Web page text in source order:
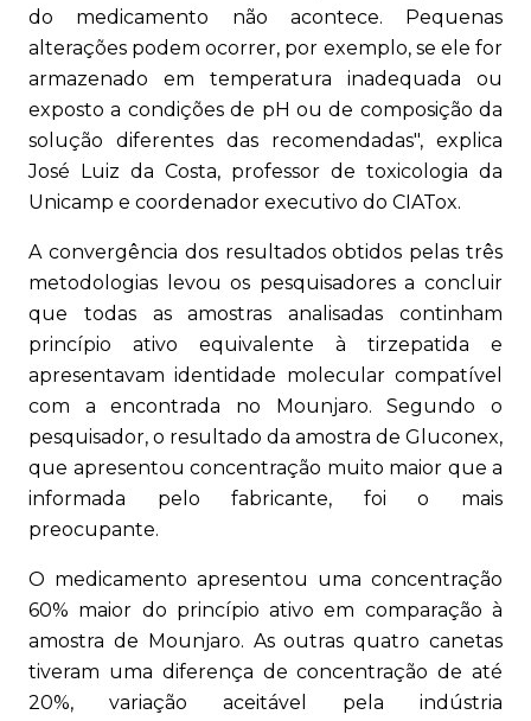
do medicamento não acontece. Pequenas
alterações podem ocorrer, por exemplo, se ele for
armazenado em temperatura inadequada ou
exposto a condições de pH ou de composição da
solução diferentes das recomendadas", explica
José Luiz da Costa, professor de toxicologia da
Unicamp e coordenador executivo do CIATox.
A convergência dos resultados obtidos pelas três
metodologias levou os pesquisadores a concluir
que todas as amostras analisadas continham
princípio ativo equivalente à tirzepatida e
apresentavam identidade molecular compatível
com a encontrada no Mounjaro. Segundo o
pesquisador, o resultado da amostra de Gluconex,
que apresentou concentração muito maior que a
informada pelo fabricante, foi o mais
preocupante.
O medicamento apresentou uma concentração
60% maior do princípio ativo em comparação à
amostra de Mounjaro. As outras quatro canetas
tiveram uma diferença de concentração de até
20%, variação aceitável pela indústria